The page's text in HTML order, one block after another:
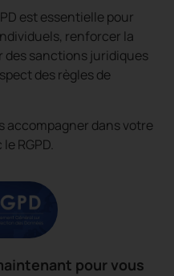
est essentielle pour
renforcer la
sanctions juridiques
des règles de
accompagner dans votre
RGPD.
pour vous